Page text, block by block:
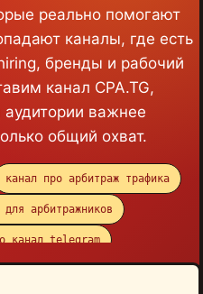
реально помогают
каналы, где есть
бренды и рабочий
канал CPA.TG,
аудитории важнее
общий охват.
канал про арбитраж трафика
для арбитражников
канал telegram